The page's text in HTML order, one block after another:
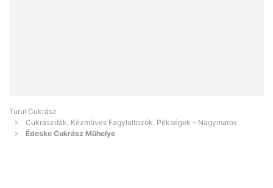
Turul Cukrász
Cukrászdák, Kézműves Fagylaltozók, Pékségek - Nagymaros
Édeske Cukrász Műhelye